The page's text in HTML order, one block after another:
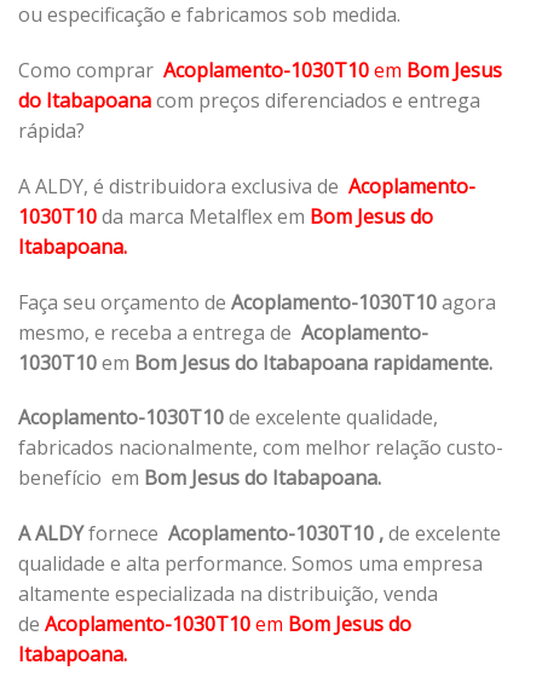
ou especificação e fabricamos sob medida.
Como comprar Acoplamento-1030T10em Bom Jesus
do Itabapoanacom preços diferenciados e entrega
rápida?
A ALDY, é distribuidora exclusiva de Acoplamento-
1030T10da marca Metalflex em Bom Jesus do
Itabapoana.
Faça seu orçamento de Acoplamento-1030T10agora
mesmo, e receba a entrega de Acoplamento-
1030T10em Bom Jesus do Itabapoana rapidamente.
Acoplamento-1030T10de excelente qualidade,
fabricados nacionalmente, com melhor relação custo-
benefício em Bom Jesus do Itabapoana.
A ALDYfornece Acoplamento-1030T10 ,de excelente
qualidade e alta performance. Somos uma empresa
altamente especializada na distribuição, venda
de Acoplamento-1030T10em Bom Jesus do
Itabapoana.